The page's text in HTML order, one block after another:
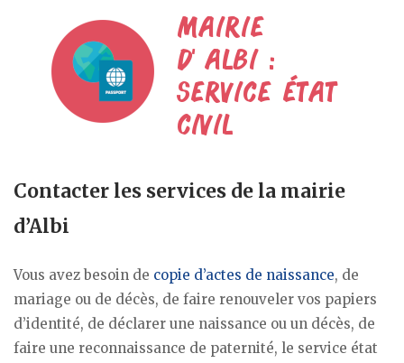
Contacter les services de la mairie
d’Albi
Vous avez besoin de copie d’actes de naissance, de
mariage ou de décès, de faire renouveler vos papiers
d’identité, de déclarer une naissance ou un décès, de
faire une reconnaissance de paternité, le service état